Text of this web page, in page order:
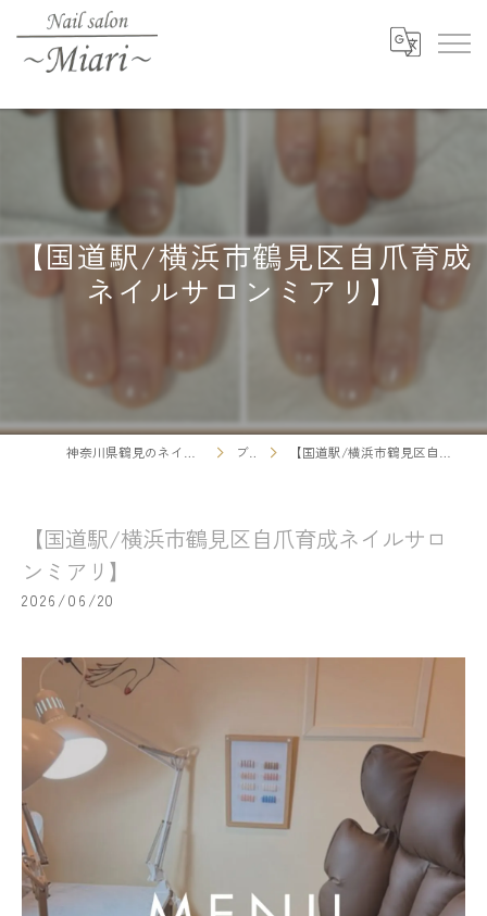
【国道駅/横浜市鶴見区自爪育成
ネイルサロンミアリ】
ブログ 【国道駅/横浜市鶴見区自爪育成ネイルサロンミアリ】
【国道駅/横浜市鶴見区自爪育成ネイルサロ
ンミアリ】
2026/06/20